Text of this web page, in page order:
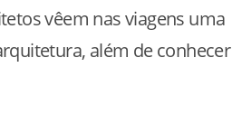
vêem nas viagens uma
além de conhecer